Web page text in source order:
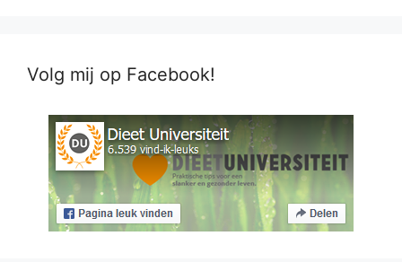
Volg mij op Facebook!